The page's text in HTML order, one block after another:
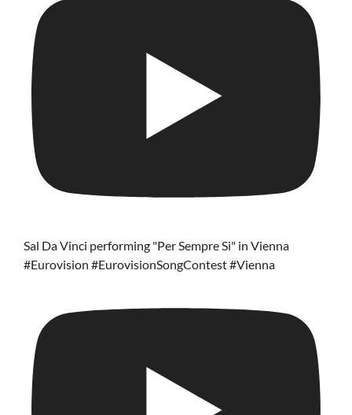
Sal Da Vinci performing "Per Sempre Si" in Vienna
#Eurovision #EurovisionSongContest #Vienna